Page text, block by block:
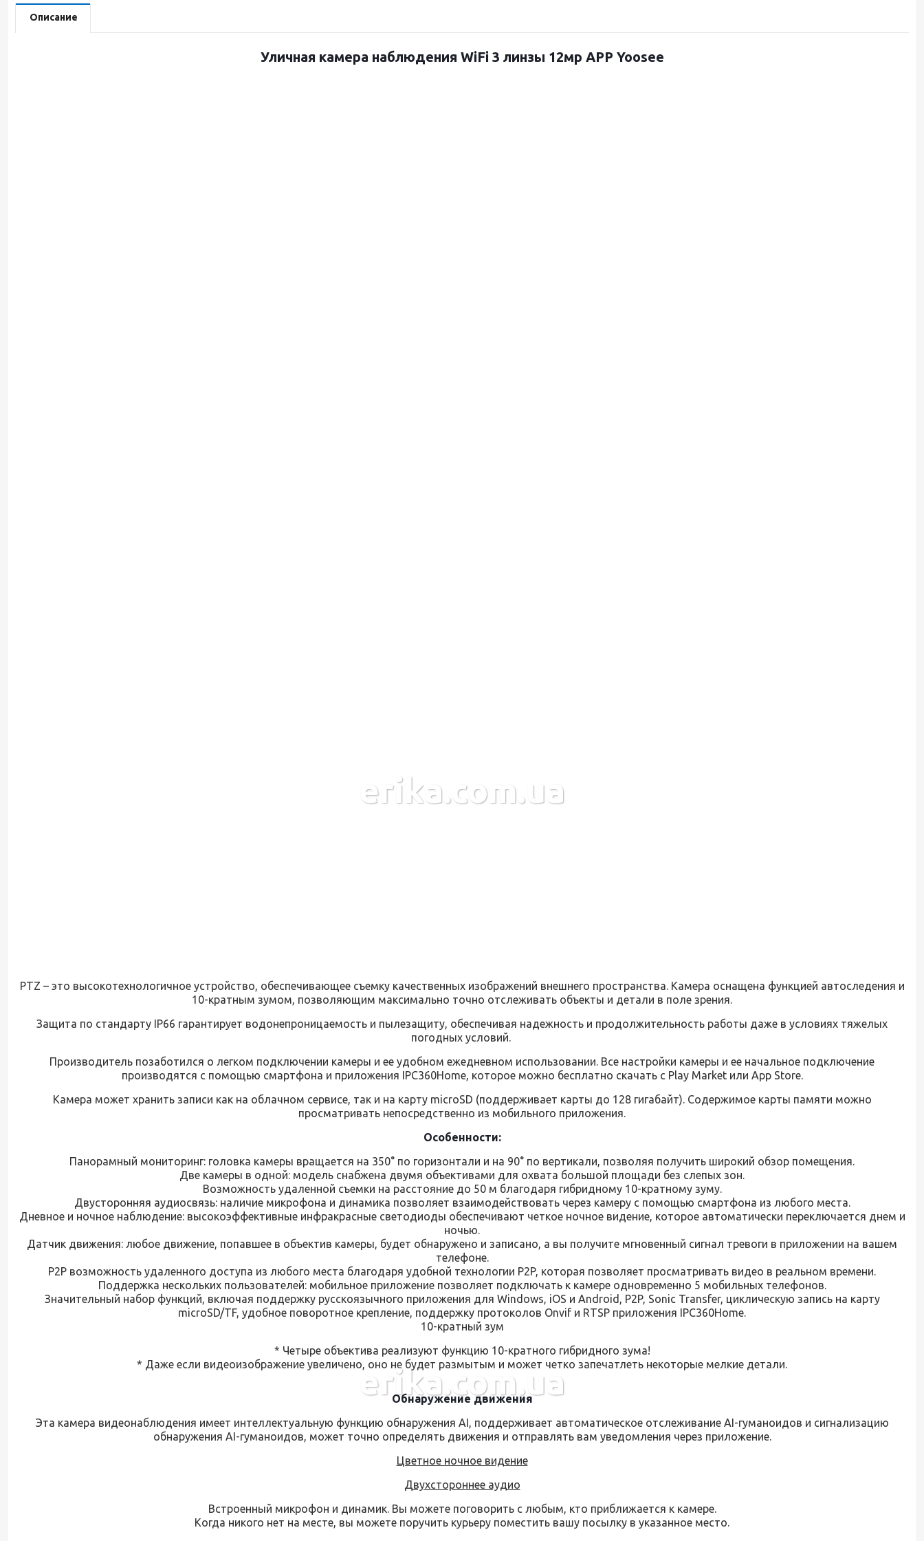
Описание
Уличная камера наблюдения WiFi 3 линзы 12мр APP Yoosee
erika.com.ua
PTZ – это высокотехнологичное устройство, обеспечивающее съемку качественных изображений внешнего пространства. Камера оснащена функцией автоследения и
10-кратным зумом, позволяющим максимально точно отслеживать объекты и детали в поле зрения.
Защита по стандарту IP66 гарантирует водонепроницаемость и пылезащиту, обеспечивая надежность и продолжительность работы даже в условиях тяжелых
погодных условий.
Производитель позаботился о легком подключении камеры и ее удобном ежедневном использовании. Все настройки камеры и ее начальное подключение
производятся с помощью смартфона и приложения IPC360Home, которое можно бесплатно скачать с Play Market или App Store.
Камера может хранить записи как на облачном сервисе, так и на карту microSD (поддерживает карты до 128 гигабайт). Содержимое карты памяти можно
просматривать непосредственно из мобильного приложения.
Особенности:
Панорамный мониторинг: головка камеры вращается на 350° по горизонтали и на 90° по вертикали, позволяя получить широкий обзор помещения.
Две камеры в одной: модель снабжена двумя объективами для охвата большой площади без слепых зон.
Возможность удаленной съемки на расстояние до 50 м благодаря гибридному 10-кратному зуму.
Двусторонняя аудиосвязь: наличие микрофона и динамика позволяет взаимодействовать через камеру с помощью смартфона из любого места.
Дневное и ночное наблюдение: высокоэффективные инфракрасные светодиоды обеспечивают четкое ночное видение, которое автоматически переключается днем ​​и
ночью.
Датчик движения: любое движение, попавшее в объектив камеры, будет обнаружено и записано, а вы получите мгновенный сигнал тревоги в приложении на вашем
телефоне.
P2P возможность удаленного доступа из любого места благодаря удобной технологии P2P, которая позволяет просматривать видео в реальном времени.
Поддержка нескольких пользователей: мобильное приложение позволяет подключать к камере одновременно 5 мобильных телефонов.
Значительный набор функций, включая поддержку русскоязычного приложения для Windows, iOS и Android, P2P, Sonic Transfer, циклическую запись на карту
microSD/TF, удобное поворотное крепление, поддержку протоколов Onvif и RTSP приложения IPC360Home.
10-кратный зум
* Четыре объектива реализуют функцию 10-кратного гибридного зума!
* Даже если видеоизображение увеличено, оно не будет размытым и может четко запечатлеть некоторые мелкие детали.
erika.com.ua
Обнаружение движения
Эта камера видеонаблюдения имеет интеллектуальную функцию обнаружения AI, поддерживает автоматическое отслеживание AI-гуманоидов и сигнализацию
обнаружения AI-гуманоидов, может точно определять движения и отправлять вам уведомления через приложение.
Цветное ночное видение
Двухстороннее аудио
Встроенный микрофон и динамик. Вы можете поговорить с любым, кто приближается к камере.
Когда никого нет на месте, вы можете поручить курьеру поместить вашу посылку в указанное место.